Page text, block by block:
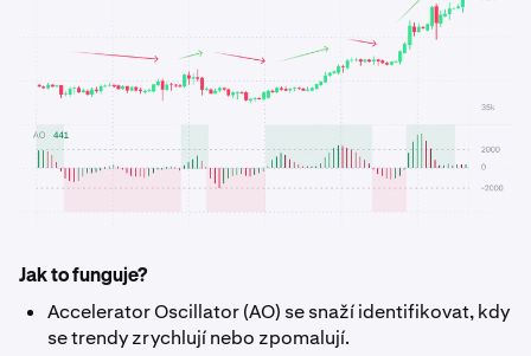
Jak to funguje?
Accelerator Oscillator (AO) se snaží identifikovat, kdy
se trendy zrychlují nebo zpomalují.